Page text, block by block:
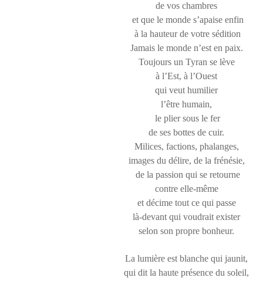
de vos chambres
et que le monde s’apaise enfin
à la hauteur de votre sédition
Jamais le monde n’est en paix.
Toujours un Tyran se lève
à l’Est, à l’Ouest
qui veut humilier
l’être humain,
le plier sous le fer
de ses bottes de cuir.
Milices, factions, phalanges,
images du délire, de la frénésie,
de la passion qui se retourne
contre elle-même
et décime tout ce qui passe
là-devant qui voudrait exister
selon son propre bonheur.
La lumière est blanche qui jaunit,
qui dit la haute présence du soleil,